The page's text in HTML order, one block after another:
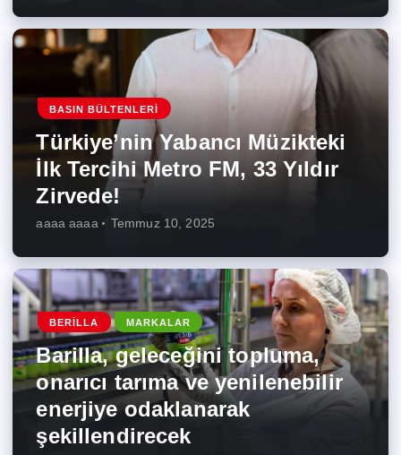
BASIN BÜLTENLERI
Türkiye’nin Yabancı Müzikteki
İlk Tercihi Metro FM, 33 Yıldır
Zirvede!
aaaa aaaa Temmuz 10, 2025
BERILLA MARKALAR
Barilla, geleceğini topluma,
onarıcı tarıma ve yenilenebilir
enerjiye odaklanarak
şekillendirecek